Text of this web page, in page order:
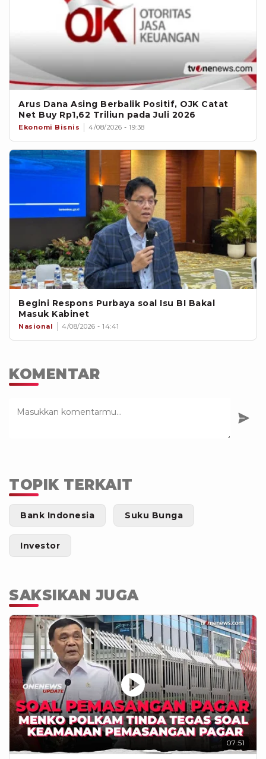
Arus Dana Asing Berbalik Positif, OJK Catat
Net Buy Rp1,62 Triliun pada Juli 2026
Ekonomi Bisnis 4/08/2026 - 19:38
Begini Respons Purbaya soal Isu BI Bakal
Masuk Kabinet
Nasional 4/08/2026 - 14:41
KOMENTAR
TOPIK TERKAIT
Bank Indonesia Suku Bunga
Investor
SAKSIKAN JUGA
07:51